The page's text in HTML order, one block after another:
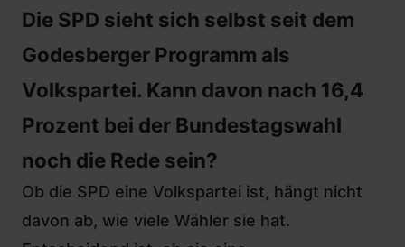
Die SPD sieht sich selbst seit dem
Godesberger Programm als
Volkspartei. Kann davon nach 16,4
Prozent bei der Bundestagswahl
noch die Rede sein?
Ob die SPD eine Volkspartei ist, hängt nicht
davon ab, wie viele Wähler sie hat.